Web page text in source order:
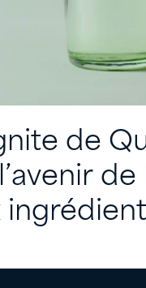
de
de